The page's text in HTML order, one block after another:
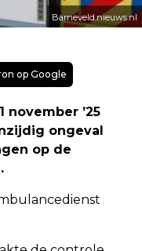
Barneveld.nieuws.nl
op Google
november ’25
ongeval
op de